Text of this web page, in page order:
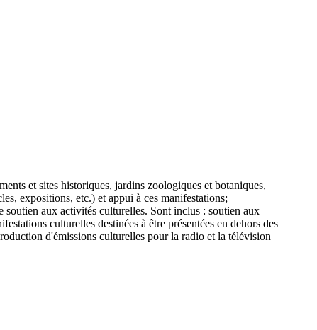
et sites historiques, jardins zoologiques et botaniques,
expositions, etc.) et appui à ces manifestations;
soutien aux activités culturelles. Sont inclus : soutien aux
culturelles destinées à être présentées en dehors des
d'émissions culturelles pour la radio et la télévision